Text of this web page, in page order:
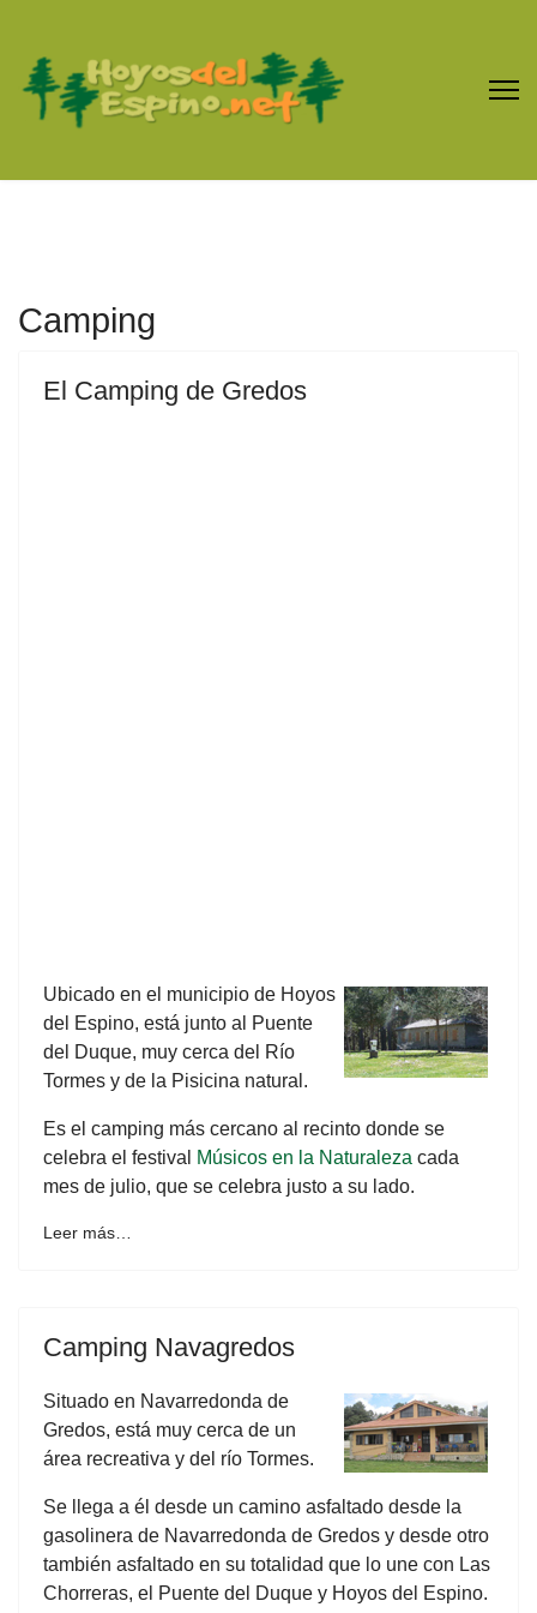
Camping
El Camping de Gredos
Ubicado en el municipio de Hoyos
del Espino, está junto al Puente
del Duque, muy cerca del Río
Tormes y de la Pisicina natural.
Es el camping más cercano al recinto donde se
celebra el festival
Músicos en la Naturaleza cada
mes de julio, que se celebra justo a su lado.
Leer más…
Camping Navagredos
Situado en Navarredonda de
Gredos, está muy cerca de un
área recreativa y del río Tormes.
Se llega a él desde un camino asfaltado desde la
gasolinera de Navarredonda de Gredos y desde otro
también asfaltado en su totalidad que lo une con Las
Chorreras, el Puente del Duque y Hoyos del Espino.